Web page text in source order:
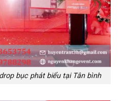
bục phát biểu tại Tân bình